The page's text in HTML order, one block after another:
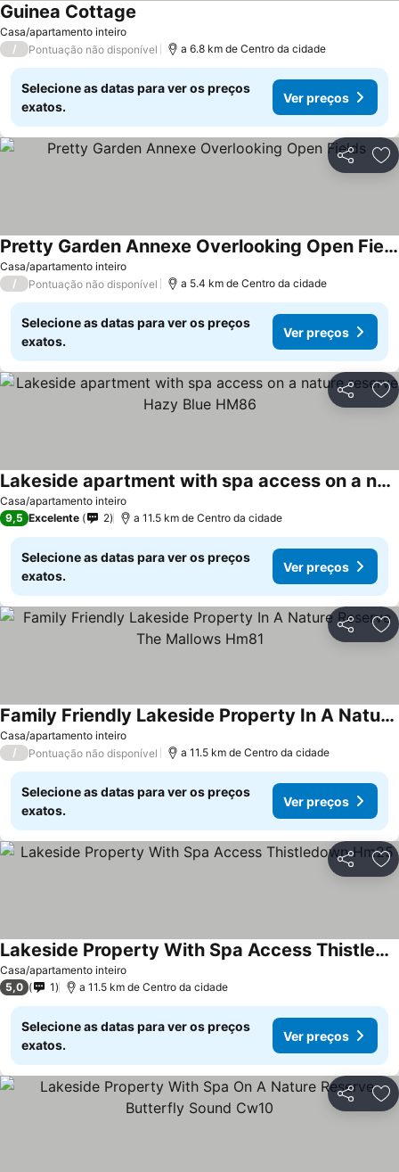
Casa/apartamento inteiro
Guinea Cottage
/ Pontuação não disponível a 6.8 km de Centro da cidade
Selecione as datas para ver os preços
exatos.
Ver preços
Partilhar
Casa/apartamento inteiro
Pretty Garden Annexe Overlooking Open Fields
/ Pontuação não disponível a 5.4 km de Centro da cidade
Selecione as datas para ver os preços
exatos.
Ver preços
Partilhar
Casa/apartamento inteiro
Lakeside apartment with spa access on a nature reserve Hazy Blue HM86
9,5 Excelente 2 a 11.5 km de Centro da cidade
Selecione as datas para ver os preços
exatos.
Ver preços
Partilhar
Casa/apartamento inteiro
Family Friendly Lakeside Property In A Nature Reserve The Mallows Hm81
/ Pontuação não disponível a 11.5 km de Centro da cidade
Selecione as datas para ver os preços
exatos.
Ver preços
Partilhar
Casa/apartamento inteiro
Lakeside Property With Spa Access Thistledown Hm25
5,0 1 a 11.5 km de Centro da cidade
Selecione as datas para ver os preços
exatos.
Ver preços
Partilhar